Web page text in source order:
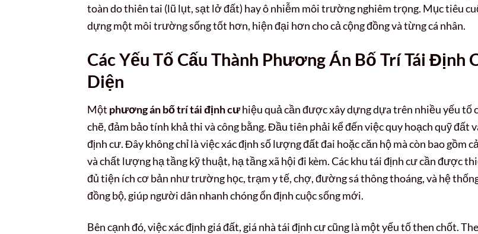
toàn do thiên tai (lũ lụt, sạt lở đất) hay ô nhiễm môi trường nghiêm trọng. Mục tiêu
dựng một môi trường sống tốt hơn, hiện đại hơn cho cả cộng đồng và từng cá nhân.
Các Yếu Tố Cấu Thành Phương Án Bố Trí Tái Định
Diện
Một phương án bố trí tái định cưhiệu quả cần được xây dựng dựa trên nhiều yếu tố
chẽ, đảm bảo tính khả thi và công bằng. Đầu tiên phải kể đến việc quy hoạch quỹ đất
định cư. Đây không chỉ là việc xác định số lượng đất đai hoặc căn hộ mà còn bao gồm
và chất lượng hạ tầng kỹ thuật, hạ tầng xã hội đi kèm. Các khu tái định cư cần được
đủ tiện ích cơ bản như trường học, trạm y tế, chợ, đường sá thông thoáng, và hệ
đồng bộ, giúp người dân nhanh chóng ổn định cuộc sống mới.
Bên cạnh đó, việc xác định giá đất, giá nhà tái định cư cũng là một yếu tố then chốt.